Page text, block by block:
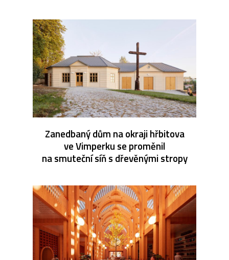
Zanedbaný dům na okraji hřbitova
ve Vimperku se proměnil
na smuteční síň s dřevěnými stropy